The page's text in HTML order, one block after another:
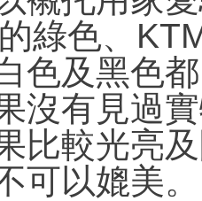
綠色、
色及黑色
沒有見過
比較光亮
可以媲美。